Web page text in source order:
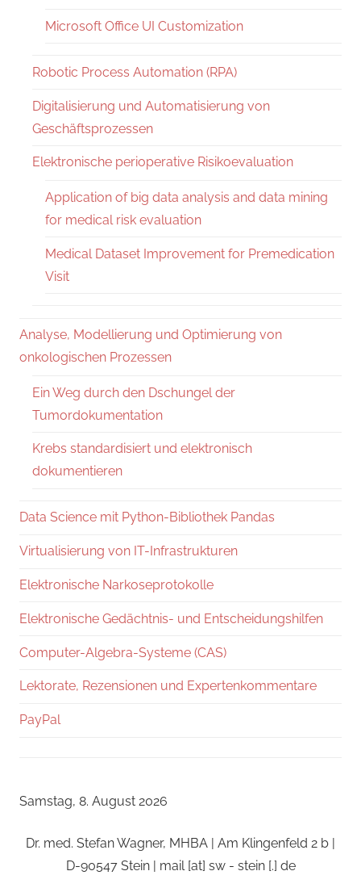
Microsoft Office UI Customization
Robotic Process Automation (RPA)
Digitalisierung und Automatisierung von
Geschäftsprozessen
Elektronische perioperative Risikoevaluation
Application of big data analysis and data mining
for medical risk evaluation
Medical Dataset Improvement for Premedication
Visit
Analyse, Modellierung und Optimierung von
onkologischen Prozessen
Ein Weg durch den Dschungel der
Tumordokumentation
Krebs standardisiert und elektronisch
dokumentieren
Data Science mit Python-Bibliothek Pandas
Virtualisierung von IT-Infrastrukturen
Elektronische Narkoseprotokolle
Elektronische Gedächtnis- und Entscheidungshilfen
Computer-Algebra-Systeme (CAS)
Lektorate, Rezensionen und Expertenkommentare
PayPal
Samstag, 8. August 2026
Dr. med. Stefan Wagner, MHBA | Am Klingenfeld 2 b |
D-90547 Stein | mail [at] sw - stein [.] de